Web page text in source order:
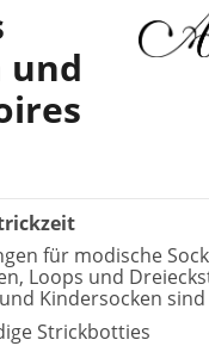
und
für modische
Loops und
Kindersocken
Strickbotties